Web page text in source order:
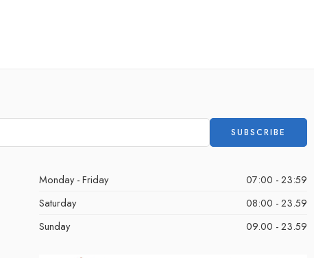
Monday - Friday
07:00 - 23:59
Saturday
08:00 - 23.59
Sunday
09.00 - 23.59